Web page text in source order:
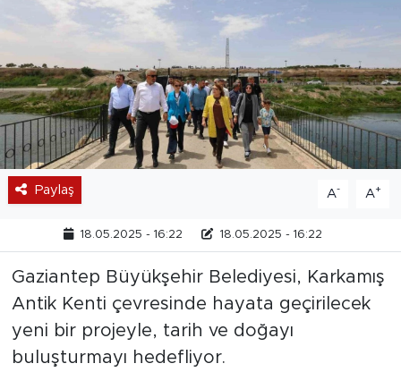
Paylaş A- A+
18.05.2025 - 16:22 18.05.2025 - 16:22
Gaziantep Büyükşehir Belediyesi, Karkamış
Antik Kenti çevresinde hayata geçirilecek
yeni bir projeyle, tarih ve doğayı
buluşturmayı hedefliyor.